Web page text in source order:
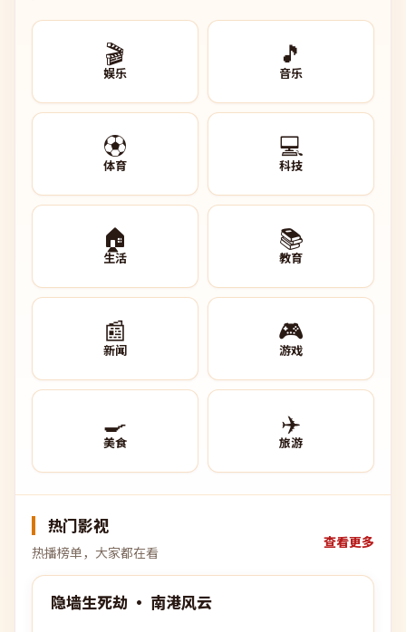
🎬
娱乐
🎵
音乐
⚽
体育
💻
科技
🏠
生活
📚
教育
📰
新闻
🎮
游戏
🍳
美食
✈️
旅游
热门影视
热播榜单，大家都在看
查看更多
热门
99:47
隐墙生死劫 · 南港风云